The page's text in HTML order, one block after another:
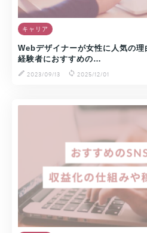
キャリア
Webデザイナーが女性に人気の
経験者におすすめの…
2023/09/13
2025/12/01